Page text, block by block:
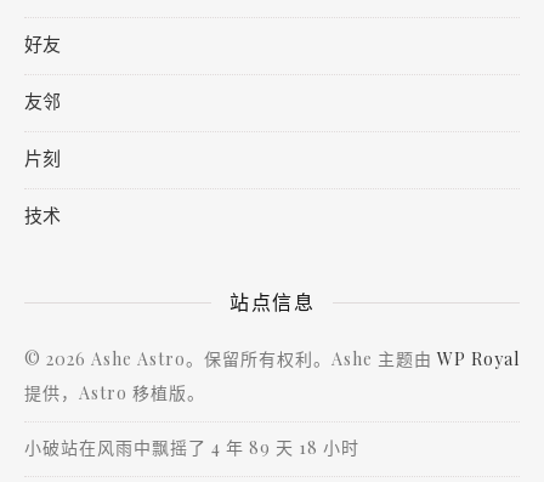
好友
友邻
片刻
技术
站点信息
© 2026 Ashe Astro。保留所有权利。Ashe 主题由 WP Royal
提供，Astro 移植版。
小破站在风雨中飘摇了 4 年 89 天 18 小时